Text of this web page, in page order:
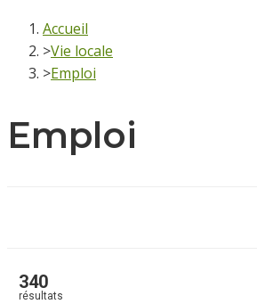
Accueil
>Vie locale
>Emploi
Emploi
340
résultats